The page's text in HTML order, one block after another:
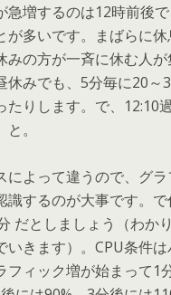
急増するのは12時前後
が多いです。まばらに
みの方が一斉に休む人
休みでも、5分毎に20～
たりします。で、12:10
。
によって違うので、グ
識するのが大事です。
だとしましょう（わか
いきます）。CPU条件
フィック増が始まって1